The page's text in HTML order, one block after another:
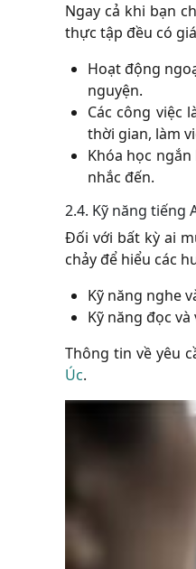
Ngay cả khi bạn
thực tập đều có
Hoạt động
nguyện.
Các công việc
thời gian, làm
Khóa học
nhắc đến.
2.4. Kỹ năng tiếng
Đối với bất kỳ ai
chảy để hiểu các
Kỹ năng nghe
Kỹ năng đọc và
Thông tin về yêu
Úc.